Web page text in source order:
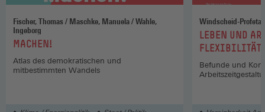
Fischer, Thomas / Maschke, Manuela / Wahle,
Ingeborg
:MACHEN!
Atlas des demokratischen und
mitbestimmten Wandels
Windscheid-Profeta,
:LEBEN UND
FLEXIBILITÄT
Befunde und